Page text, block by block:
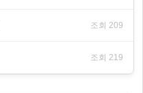
조회 209
조회 219